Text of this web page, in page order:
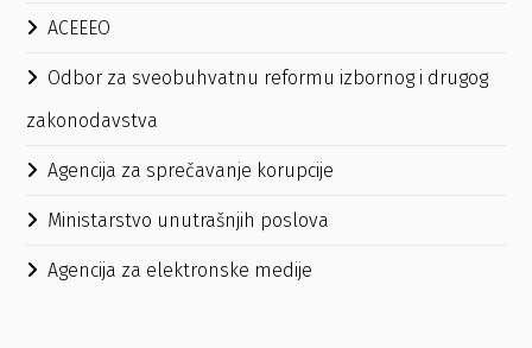
ACEEEO
Odbor za sveobuhvatnu reformu izbornog i drugog
zakonodavstva
Agencija za sprečavanje korupcije
Ministarstvo unutrašnjih poslova
Agencija za elektronske medije